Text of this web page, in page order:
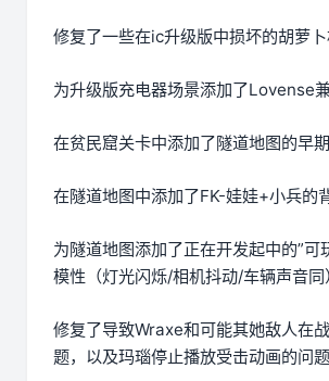
修复了一些在ic升级版中损坏的胡萝
为升级版充电器场景添加了Lovense
在贫民窟关卡中添加了隧道地图的早
在隧道地图中添加了FK-娃娃+小兵的
为隧道地图添加了正在开发起中的”可
模性（灯光闪烁/相机抖动/车辆声音同
修复了导致Wraxe和可能其她敌人在
题，以及玛瑙停止播放受击动画的问题